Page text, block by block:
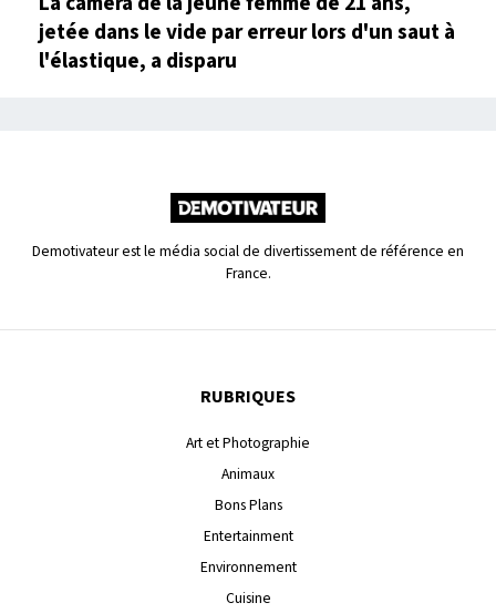
jetée dans le vide par erreur lors d'un saut à
l'élastique, a disparu
Demotivateur est le média social de divertissement de référence en
France.
RUBRIQUES
Art et Photographie
Animaux
Bons Plans
Entertainment
Environnement
Cuisine